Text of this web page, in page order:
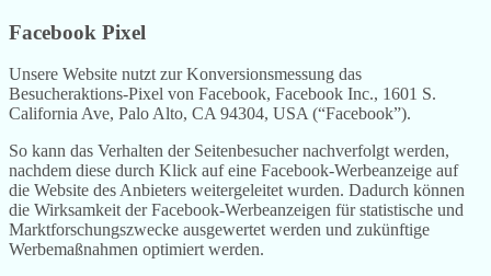
Facebook Pixel
Unsere Website nutzt zur Konversionsmessung das
Besucheraktions-Pixel von Facebook, Facebook Inc., 1601 S.
California Ave, Palo Alto, CA 94304, USA (“Facebook”).
So kann das Verhalten der Seitenbesucher nachverfolgt werden,
nachdem diese durch Klick auf eine Facebook-Werbeanzeige auf
die Website des Anbieters weitergeleitet wurden. Dadurch können
die Wirksamkeit der Facebook-Werbeanzeigen für statistische und
Marktforschungszwecke ausgewertet werden und zukünftige
Werbemaßnahmen optimiert werden.